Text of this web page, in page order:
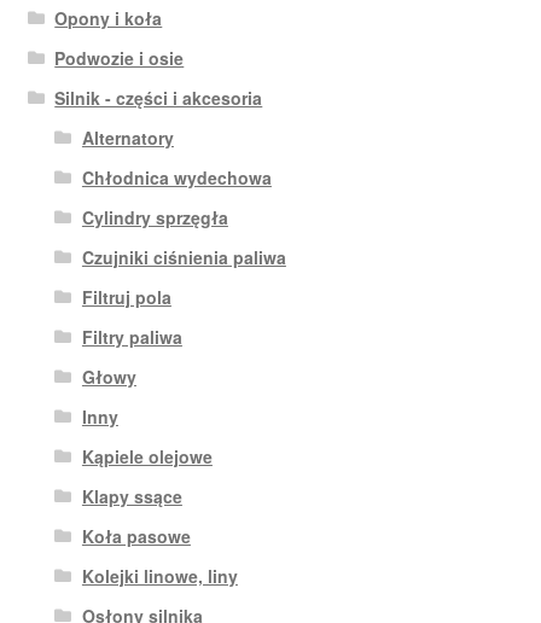
Opony i koła
Podwozie i osie
Silnik - części i akcesoria
Alternatory
Chłodnica wydechowa
Cylindry sprzęgła
Czujniki ciśnienia paliwa
Filtruj pola
Filtry paliwa
Głowy
Inny
Kąpiele olejowe
Klapy ssące
Koła pasowe
Kolejki linowe, liny
Osłony silnika